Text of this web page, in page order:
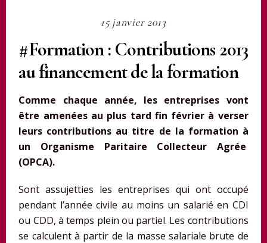
15 janvier 2013
#Formation : Contributions 2013
au financement de la formation
Comme chaque année, les entreprises vont
être amenées au plus tard fin février à verser
leurs contributions au titre de la formation à
un Organisme Paritaire Collecteur Agrée
(OPCA).
Sont assujetties les entreprises qui ont occupé
pendant l’année civile au moins un salarié en CDI
ou CDD, à temps plein ou partiel. Les contributions
se calculent à partir de la masse salariale brute de